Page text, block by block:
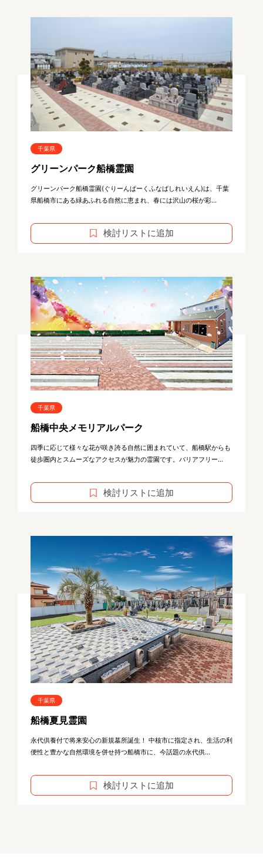
千葉県
グリーンパーク船橋霊園
グリーンパーク船橋霊園(ぐりーんぱーくふなばしれいえん)は、千葉
県船橋市にある緑あふれる自然に恵まれ、春には沢山の桜が彩...
検討リストに追加
千葉県
船橋中央メモリアルパーク
四季に応じて様々な花が咲き誇る自然に囲まれていて、船橋駅からも
徒歩圏内とスムーズなアクセスが魅力の霊園です。バリアフリー...
検討リストに追加
千葉県
船橋夏見霊園
永代供養付で将来安心の新規墓所誕生！ 中核市に指定され、生活の利
便性と豊かな自然環境を併せ持つ船橋市に、今話題の永代供...
検討リストに追加